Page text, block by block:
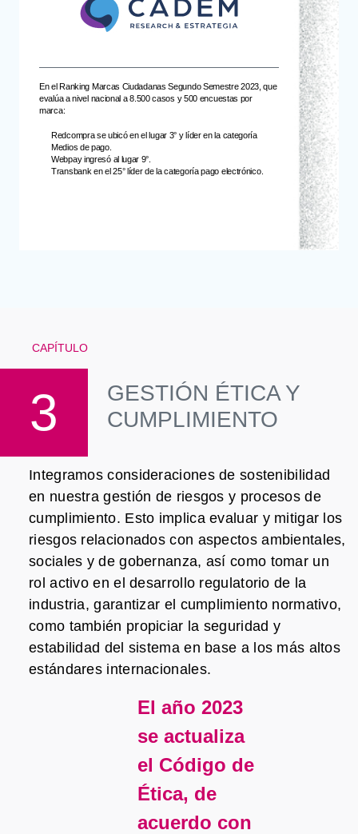
En el Ranking Marcas Ciudadanas Segundo Semestre 2023, que
evalúa a nivel nacional a 8.500 casos y 500 encuestas por
marca:
Redcompra se ubicó en el lugar 3° y líder en la categoría
Medios de pago.
Webpay ingresó al lugar 9°.
Transbank en el 25° líder de la categoría pago electrónico.
CAPÍTULO
3
GESTIÓN ÉTICA Y
CUMPLIMIENTO
Integramos consideraciones de sostenibilidad
en nuestra gestión de riesgos y procesos de
cumplimiento. Esto implica evaluar y mitigar los
riesgos relacionados con aspectos ambientales,
sociales y de gobernanza, así como tomar un
rol activo en el desarrollo regulatorio de la
industria, garantizar el cumplimiento normativo,
como también propiciar la seguridad y
estabilidad del sistema en base a los más altos
estándares internacionales.
El año 2023
se actualiza
el Código de
Ética, de
acuerdo con